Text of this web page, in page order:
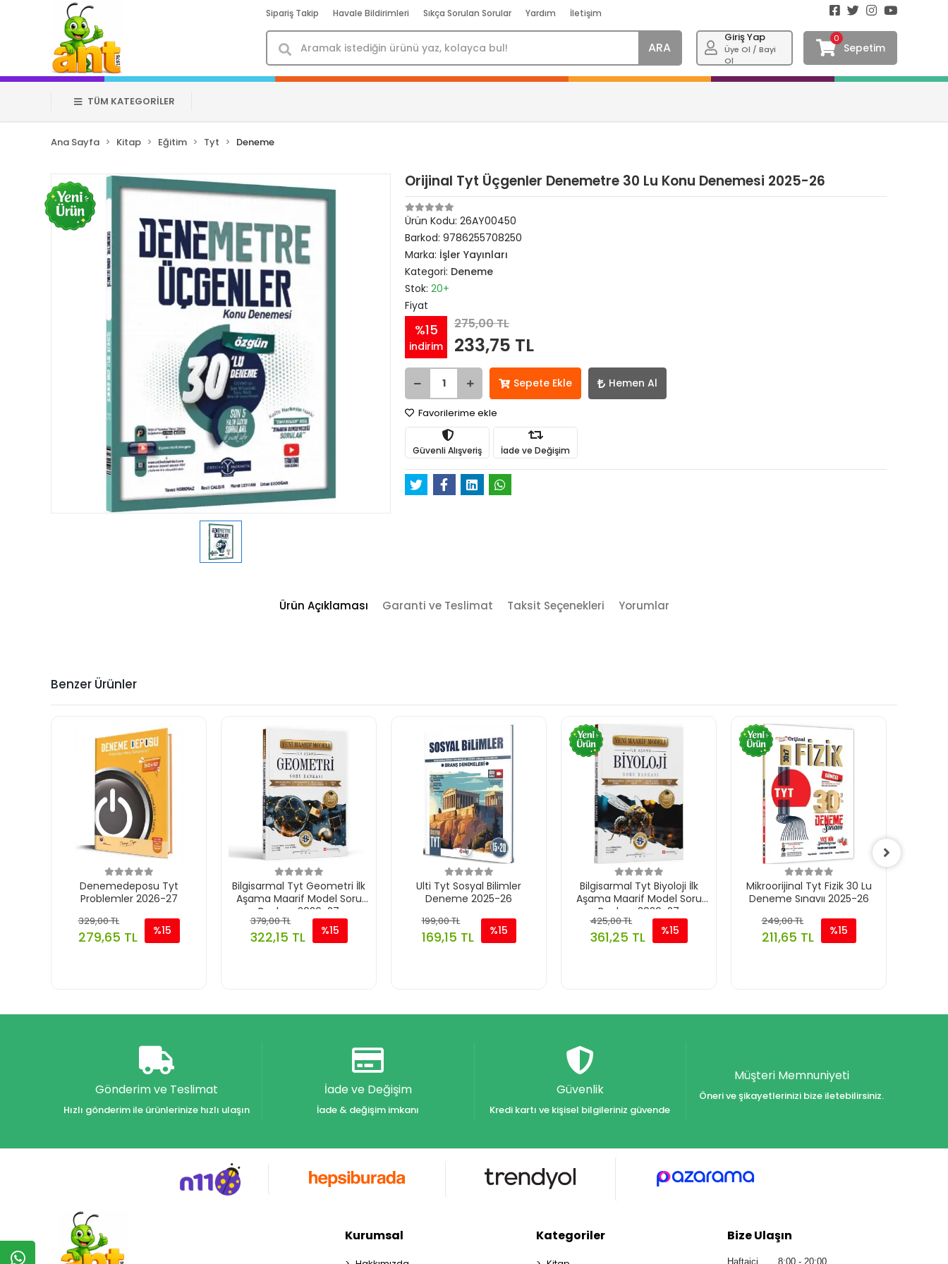
Sipariş Takip Havale Bildirimleri Sıkça Sorulan Sorular Yardım İletişim
ARA
Giriş Yap
Üye Ol / Bayi
Ol
0
Sepetim
TÜM KATEGORİLER
Ana Sayfa Kitap Eğitim Tyt Deneme
Orijinal Tyt Üçgenler Denemetre 30 Lu Konu Denemesi 2025-26
Ürün Kodu:26AY00450
Barkod:9786255708250
Marka: İşler Yayınları
Kategori: Deneme
Stok:20+
Fiyat
%15
indirim
275,00 TL
233,75 TL
Sepete Ekle Hemen Al
Favorilerime ekle
Güvenli Alışveriş İade ve Değişim
Ürün Açıklaması Garanti ve Teslimat Taksit Seçenekleri Yorumlar
Benzer Ürünler
Denemedeposu Tyt
Problemler 2026-27
329,00 TL
279,65 TL %15
Bilgisarmal Tyt Geometri İlk
Aşama Maarif Model Soru
Bankası 2026-27
379,00 TL
322,15 TL %15
Ulti Tyt Sosyal Bilimler
Deneme 2025-26
199,00 TL
169,15 TL %15
Bilgisarmal Tyt Biyoloji İlk
Aşama Maarif Model Soru
Bankası 2026-27
425,00 TL
361,25 TL %15
Mikroorijinal Tyt Fizik 30 Lu
Deneme Sınavıı 2025-26
249,00 TL
211,65 TL %15
Gönderim ve Teslimat
Hızlı gönderim ile ürünlerinize hızlı ulaşın
İade ve Değişim
İade & değişim imkanı
Güvenlik
Kredi kartı ve kişisel bilgileriniz güvende
Müşteri Memnuniyeti
Öneri ve şikayetlerinizi bize iletebilirsiniz.
Kurumsal Kategoriler Bize Ulaşın
Haftaiçi 8:00 - 20:00